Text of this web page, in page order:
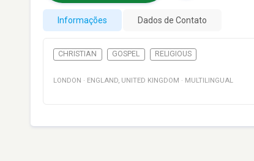
Informações Dados de Contato
CHRISTIAN GOSPEL RELIGIOUS
LONDON · ENGLAND, UNITED KINGDOM · MULTILINGUAL